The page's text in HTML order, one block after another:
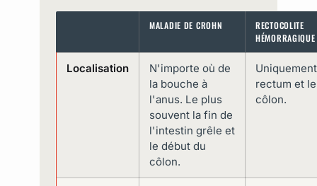
MALADIE DE CROHN
RECTOCOLITE
HÉMORRAGIQUE
Localisation
N'importe où de
la bouche à
l'anus. Le plus
souvent la fin de
l'intestin grêle et
le début du
côlon.
rectum et le
côlon.